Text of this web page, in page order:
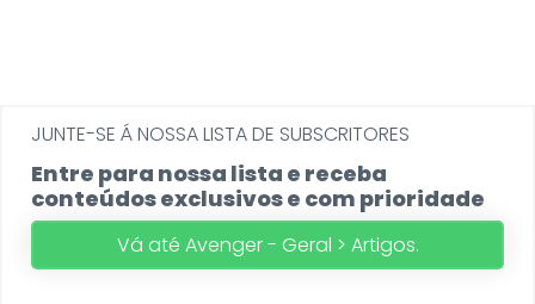
JUNTE-SE Á NOSSA LISTA DE SUBSCRITORES
Entre para nossa lista e receba
conteúdos exclusivos e com prioridade
Vá até Avenger - Geral > Artigos.